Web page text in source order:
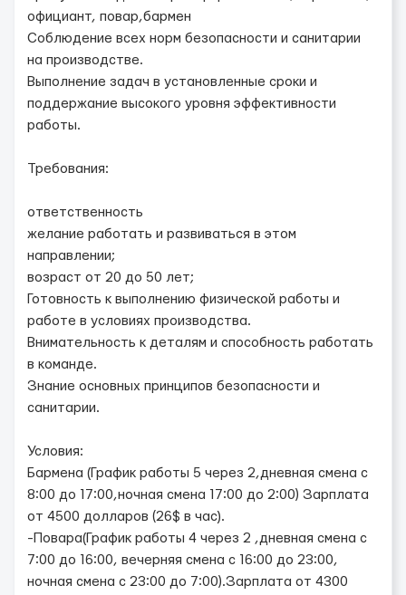
официант, повар,бармен
Соблюдение всех норм безопасности и санитарии
на производстве.
Выполнение задач в установленные сроки и
поддержание высокого уровня эффективности
работы.
Требования:
ответственность
желание работать и развиваться в этом
направлении;
возраст от 20 до 50 лет;
Готовность к выполнению физической работы и
работе в условиях производства.
Внимательность к деталям и способность работать
в команде.
Знание основных принципов безопасности и
санитарии.
Условия:
Бармена (График работы 5 через 2,дневная смена с
8:00 до 17:00,ночная смена 17:00 до 2:00) Зарплата
от 4500 долларов (26$ в час).
-Повара(График работы 4 через 2 ,дневная смена с
7:00 до 16:00, вечерняя смена с 16:00 до 23:00,
ночная смена с 23:00 до 7:00).Зарплата от 4300